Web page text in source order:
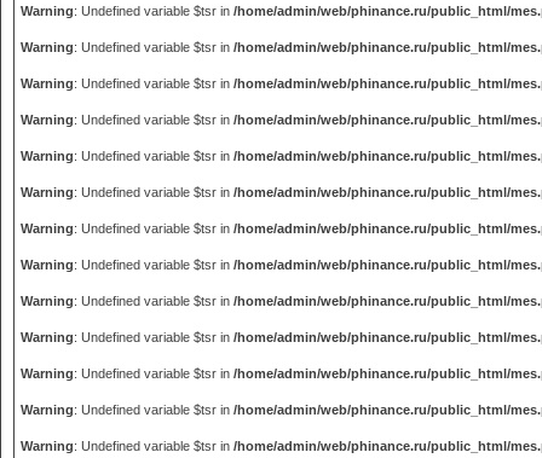
Warning: Undefined variable $tsr in /home/admin/web/phinance.ru/public_html/
Warning: Undefined variable $tsr in /home/admin/web/phinance.ru/public_html/
Warning: Undefined variable $tsr in /home/admin/web/phinance.ru/public_html/
Warning: Undefined variable $tsr in /home/admin/web/phinance.ru/public_html/
Warning: Undefined variable $tsr in /home/admin/web/phinance.ru/public_html/
Warning: Undefined variable $tsr in /home/admin/web/phinance.ru/public_html/
Warning: Undefined variable $tsr in /home/admin/web/phinance.ru/public_html/
Warning: Undefined variable $tsr in /home/admin/web/phinance.ru/public_html/
Warning: Undefined variable $tsr in /home/admin/web/phinance.ru/public_html/
Warning: Undefined variable $tsr in /home/admin/web/phinance.ru/public_html/
Warning: Undefined variable $tsr in /home/admin/web/phinance.ru/public_html/
Warning: Undefined variable $tsr in /home/admin/web/phinance.ru/public_html/
Warning: Undefined variable $tsr in /home/admin/web/phinance.ru/public_html/